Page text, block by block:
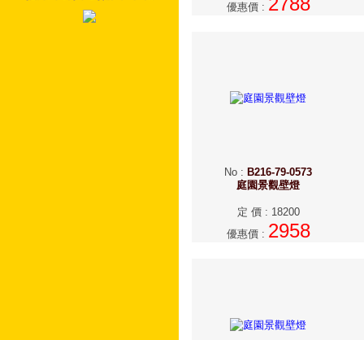
優惠價:
No : B216-79-0573
庭園景觀壁燈
定 價: 18200
優惠價: 2958